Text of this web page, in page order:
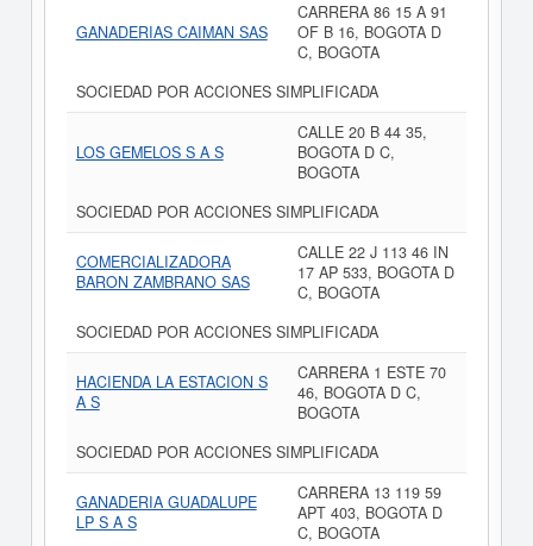
GANADERIAS CAIMAN SAS
CARRERA 86 15 A 91
OF B 16, BOGOTA D
C, BOGOTA
SOCIEDAD POR ACCIONES SIMPLIFICADA
LOS GEMELOS S A S
CALLE 20 B 44 35,
BOGOTA D C,
BOGOTA
SOCIEDAD POR ACCIONES SIMPLIFICADA
COMERCIALIZADORA
BARON ZAMBRANO SAS
CALLE 22 J 113 46 IN
17 AP 533, BOGOTA D
C, BOGOTA
SOCIEDAD POR ACCIONES SIMPLIFICADA
HACIENDA LA ESTACION S
A S
CARRERA 1 ESTE 70
46, BOGOTA D C,
BOGOTA
SOCIEDAD POR ACCIONES SIMPLIFICADA
GANADERIA GUADALUPE
LP S A S
CARRERA 13 119 59
APT 403, BOGOTA D
C, BOGOTA